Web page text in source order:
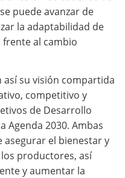
puede avanzar de
la adaptabilidad de
al cambio
así su visión compartida
competitivo y
de Desarrollo
Agenda 2030. Ambas
el bienestar y
productores, así
y aumentar la